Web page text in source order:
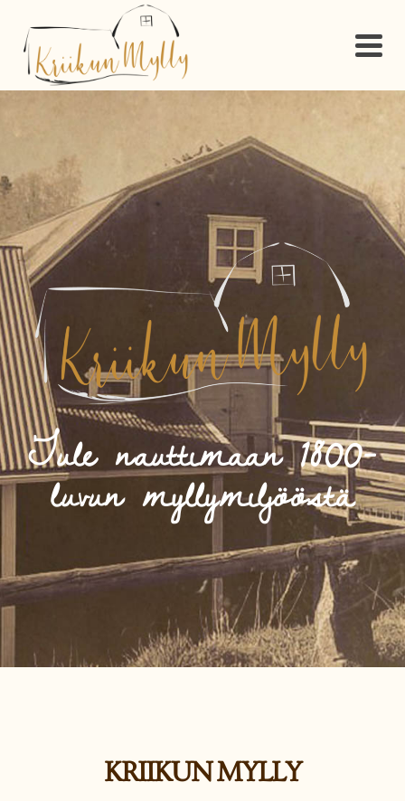
Tule nauttimaan 1800-
luvun myllymiljööstä
KRIIKUN MYLLY